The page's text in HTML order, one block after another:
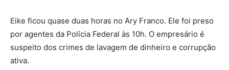
Eike ficou quase duas horas no Ary Franco. Ele foi preso
por agentes da Polícia Federal às 10h. O empresário é
suspeito dos crimes de lavagem de dinheiro e corrupção
ativa.